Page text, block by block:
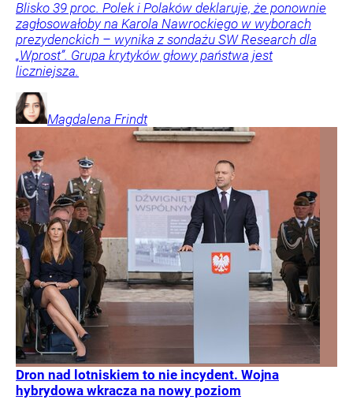
Blisko 39 proc. Polek i Polaków deklaruje, że ponownie
zagłosowałoby na Karola Nawrockiego w wyborach
prezydenckich – wynika z sondażu SW Research dla
„Wprost”. Grupa krytyków głowy państwa jest
liczniejsza.
Magdalena Frindt
Dron nad lotniskiem to nie incydent. Wojna
hybrydowa wkracza na nowy poziom